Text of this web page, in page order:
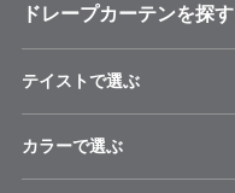
ドレープカーテンを探す
テイストで選ぶ
カラーで選ぶ